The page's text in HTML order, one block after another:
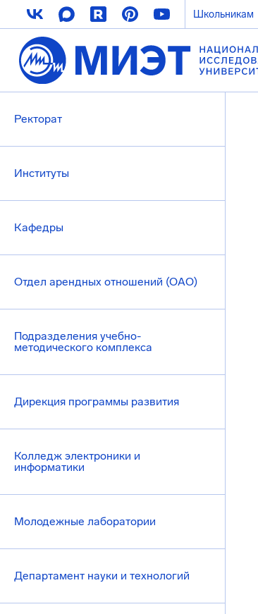
Школьникам
Ректорат
Институты
Кафедры
Отдел арендных отношений (ОАО)
Подразделения учебно-
методического комплекса
Дирекция программы развития
Колледж электроники и
информатики
Молодежные лаборатории
Департамент науки и технологий